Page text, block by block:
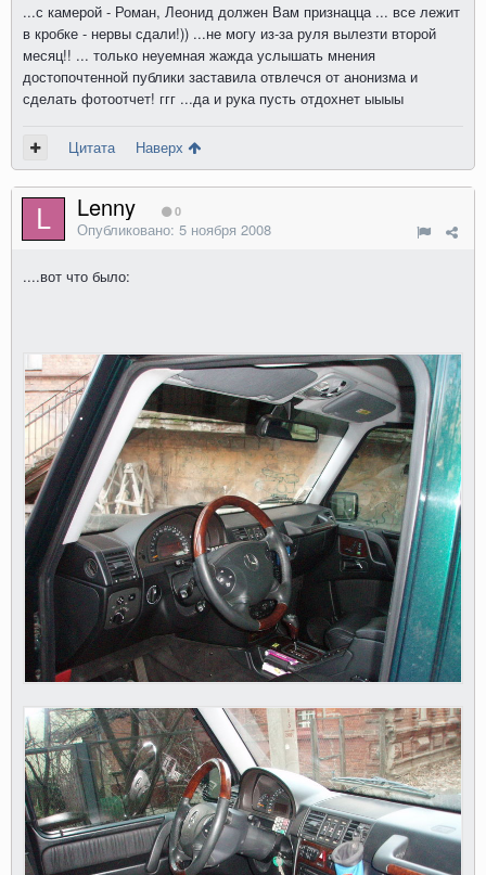
...с камерой - Роман, Леонид должен Вам признацца ... все лежит
в кробке - нервы сдали!)) ...не могу из-за руля вылезти второй
месяц!! ... только неуемная жажда услышать мнения
достопочтенной публики заставила отвлечся от анонизма и
сделать фотоотчет! ггг ...да и рука пусть отдохнет ыыыы
Цитата Наверх
Lenny 0
Опубликовано: 5 ноября 2008
....вот что было: